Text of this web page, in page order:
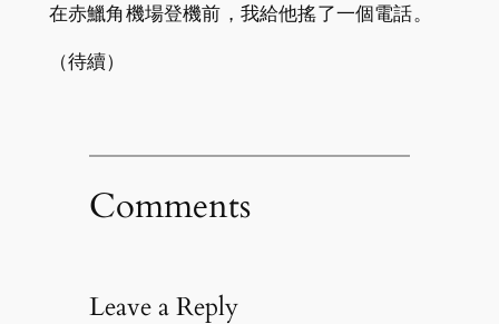
在赤鱲角機場登機前，我給他搖了一個電話。
（待續）
Comments
Leave a Reply